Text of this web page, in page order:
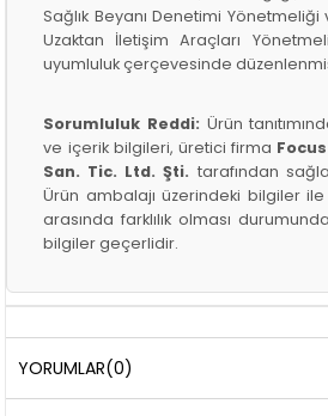
Sağlık Beyanı Denetimi Yönetmeliği
Uzaktan İletişim Araçları
uyumluluk çerçevesinde
Sorumluluk Reddi: Ürün
ve içerik bilgileri, üretici firma
San. Tic. Ltd. Şti. tarafından
Ürün ambalajı üzerindeki bilgiler
arasında farklılık olması
bilgiler geçerlidir.
YORUMLAR(0)